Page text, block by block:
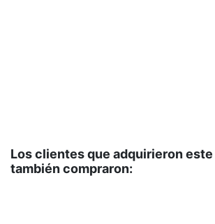
Los clientes que adquirieron
también compraron: